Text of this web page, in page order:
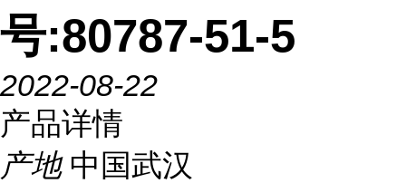
号:80787-51-5
2022-08-22
产品详情
产地 中国武汉